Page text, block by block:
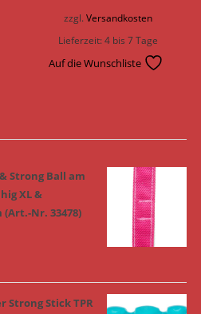
zzgl.Versandkosten
Lieferzeit:4 bis 7 Tage
Auf die Wunschliste
Strong Ball am
XL &
(Art.-Nr. 33478)
Strong Stick TPR